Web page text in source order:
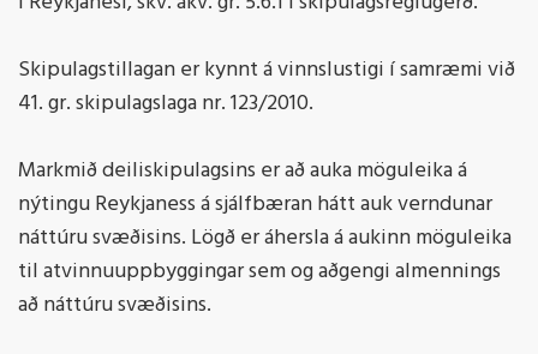
Skipulagstillagan er kynnt á vinnslustigi í samræmi við
41. gr. skipulagslaga nr. 123/2010.
Markmið deiliskipulagsins er að auka möguleika á
nýtingu Reykjaness á sjálfbæran hátt auk verndunar
náttúru svæðisins. Lögð er áhersla á aukinn möguleika
til atvinnuuppbyggingar sem og aðgengi almennings
að náttúru svæðisins.